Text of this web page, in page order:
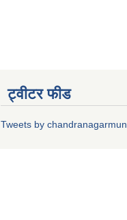
ट्वीटर फीड
Tweets by chandranagarmun